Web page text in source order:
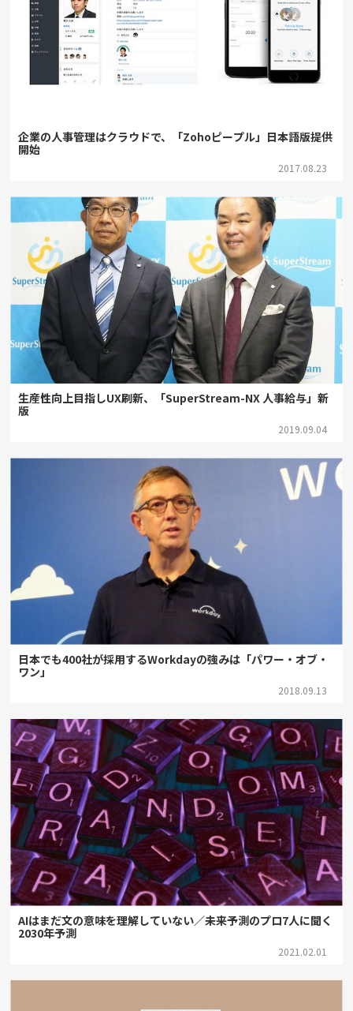
企業の人事管理はクラウドで、「Zohoピープル」日本語版提供
開始
2017.08.23
生産性向上目指しUX刷新、「SuperStream-NX 人事給与」新
版
2019.09.04
日本でも400社が採用するWorkdayの強みは「パワー・オブ・
ワン」
2018.09.13
AIはまだ文の意味を理解していない／未来予測のプロ7人に聞く
2030年予測
2021.02.01